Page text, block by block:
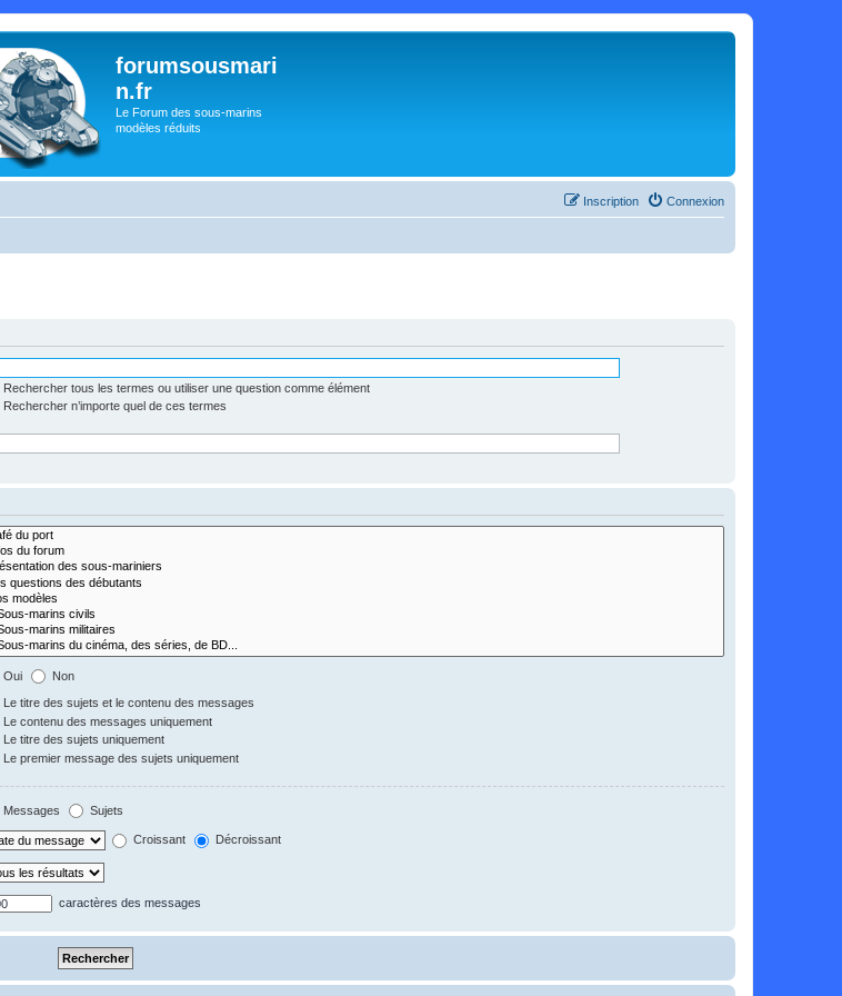
forumsousmari
n.fr
Le Forum des sous-marins
modèles réduits
Connexion
Inscription
Rechercher tous les termes ou utiliser une question comme élément
Rechercher n’importe quel de ces termes
Oui Non
Le titre des sujets et le contenu des messages
Le contenu des messages uniquement
Le titre des sujets uniquement
Le premier message des sujets uniquement
Messages Sujets
Croissant Décroissant
caractères des messages